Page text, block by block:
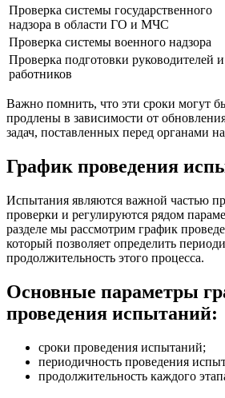
Проверка системы государственного
надзора в области ГО и МЧС
Проверка системы военного надзора
Проверка подготовки руководителей и
работников
Важно помнить, что эти сроки могут
продлены в зависимости от
задач, поставленных перед органами
График проведения
Испытания являются важной частью
проверки и регулируются рядом
разделе мы рассмотрим график
который позволяет определить
продолжительность этого процесса.
Основные параметры
проведения испытаний:
сроки проведения испытаний;
периодичность проведения
продолжительность каждого